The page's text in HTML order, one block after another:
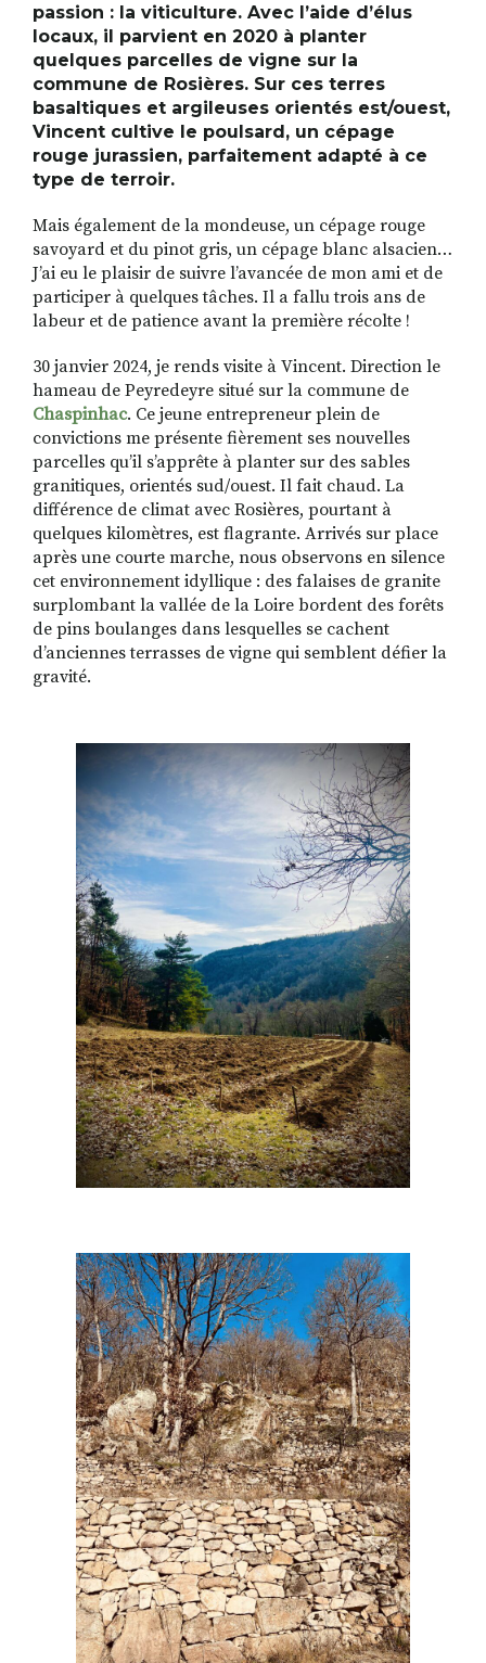
passion : la viticulture. Avec l’aide d’élus
locaux, il parvient en 2020 à planter
quelques parcelles de vigne sur la
commune de Rosières. Sur ces terres
basaltiques et argileuses orientés est/ouest,
Vincent cultive le poulsard, un cépage
rouge jurassien, parfaitement adapté à ce
type de terroir.
Mais également de la mondeuse, un cépage rouge
savoyard et du pinot gris, un cépage blanc alsacien…
J’ai eu le plaisir de suivre l’avancée de mon ami et de
participer à quelques tâches. Il a fallu trois ans de
labeur et de patience avant la première récolte !
30 janvier 2024, je rends visite à Vincent. Direction le
hameau de Peyredeyre situé sur la commune de
Chaspinhac. Ce jeune entrepreneur plein de
convictions me présente fièrement ses nouvelles
parcelles qu’il s’apprête à planter sur des sables
granitiques, orientés sud/ouest. Il fait chaud. La
différence de climat avec Rosières, pourtant à
quelques kilomètres, est flagrante. Arrivés sur place
après une courte marche, nous observons en silence
cet environnement idyllique : des falaises de granite
surplombant la vallée de la Loire bordent des forêts
de pins boulanges dans lesquelles se cachent
d’anciennes terrasses de vigne qui semblent défier la
gravité.